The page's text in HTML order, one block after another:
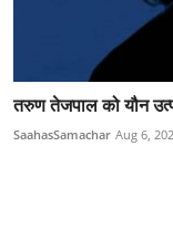
तरुण तेजपाल को यौन
SaahasSamachar Aug 6,